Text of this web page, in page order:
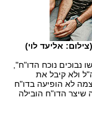
אליעד לוי)
נוכח הדו"ח",
ולא קיבל את
לא הופיעה בדו"ח
שיצר הדו"ח הובילה